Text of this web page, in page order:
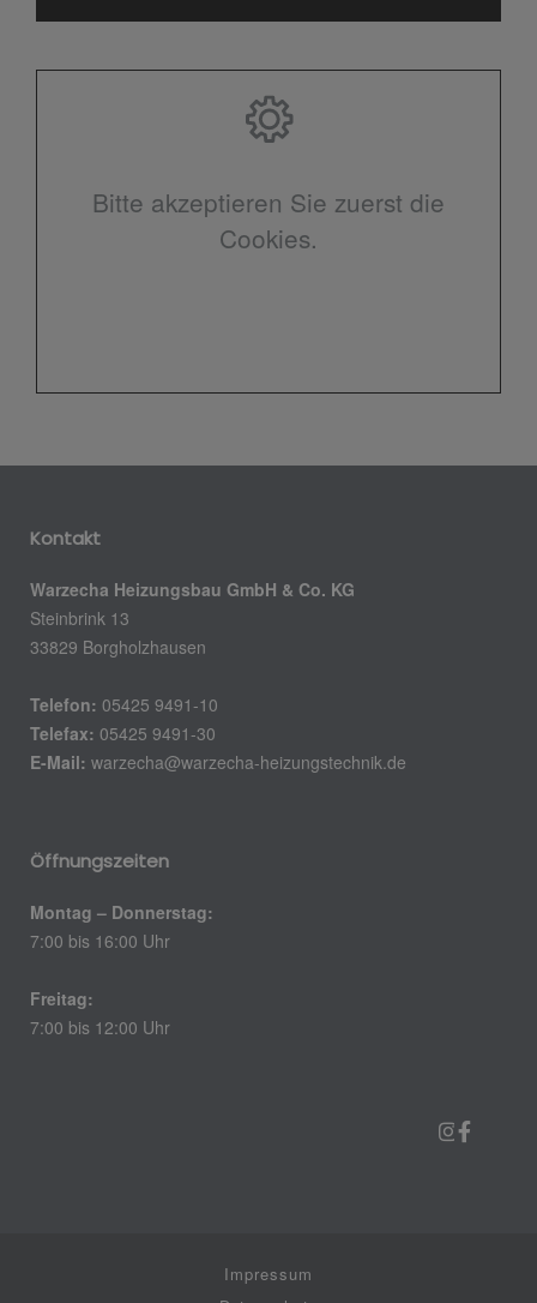
Bitte akzeptieren Sie zuerst die
Cookies.
Kontakt
Warzecha Heizungsbau GmbH & Co. KG
Steinbrink 13
33829 Borgholzhausen
Telefon: 05425 9491-10
Telefax: 05425 9491-30
E-Mail: warzecha@warzecha-heizungstechnik.de
Öffnungszeiten
Montag – Donnerstag:
7:00 bis 16:00 Uhr
Freitag:
7:00 bis 12:00 Uhr
Impressum